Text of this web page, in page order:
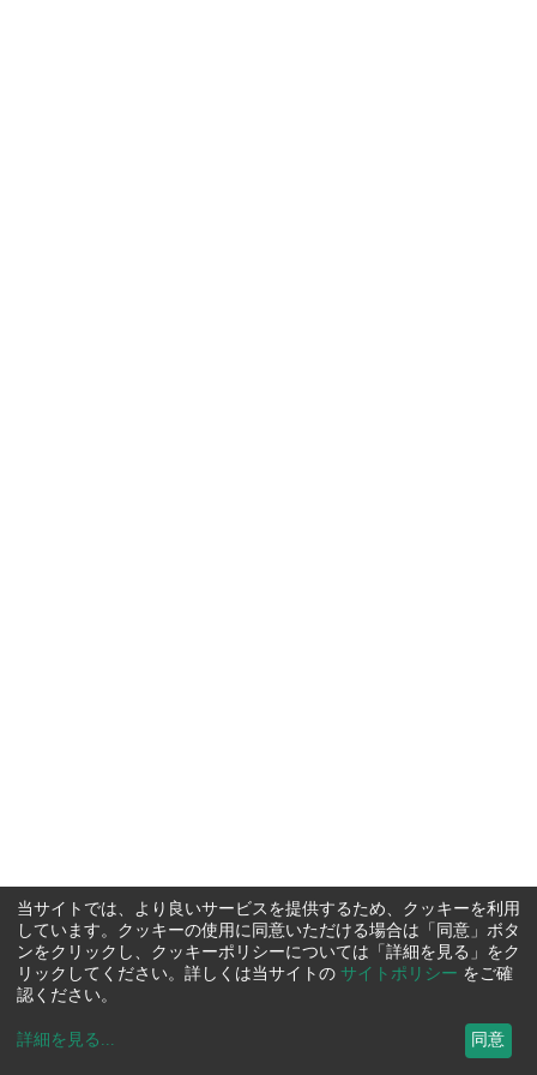
当サイトでは、より良いサービスを提供するため、クッキーを利用
しています。クッキーの使用に同意いただける場合は「同意」ボタ
ンをクリックし、クッキーポリシーについては「詳細を見る」をク
リックしてください。詳しくは当サイトの サイトポリシー をご確
認ください。
詳細を見る ... 同意